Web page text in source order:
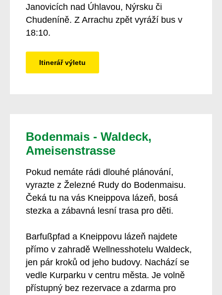
Janovicích nad Úhlavou, Nýrsku či
Chudeníně. Z Arrachu zpět vyráží bus v
18:10.
Itinerář výletu
Bodenmais - Waldeck,
Ameisenstrasse
Pokud nemáte rádi dlouhé plánování,
vyrazte z Železné Rudy do Bodenmaisu.
Čeká tu na vás Kneippova lázeň, bosá
stezka a zábavná lesní trasa pro děti.
Barfußpfad a Kneippovu lázeň najdete
přímo v zahradě Wellnesshotelu Waldeck,
jen pár kroků od jeho budovy. Nachází se
vedle Kurparku v centru města. Je volně
přístupný bez rezervace a zdarma pro